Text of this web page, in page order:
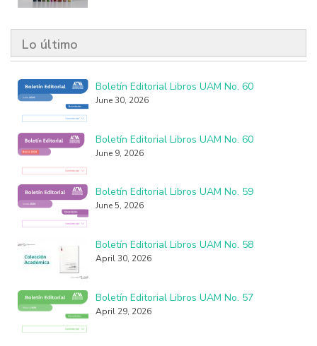
Lo último
Boletín Editorial Libros UAM No. 60
June 30, 2026
Boletín Editorial Libros UAM No. 60
June 9, 2026
Boletín Editorial Libros UAM No. 59
June 5, 2026
Boletín Editorial Libros UAM No. 58
April 30, 2026
Boletín Editorial Libros UAM No. 57
April 29, 2026